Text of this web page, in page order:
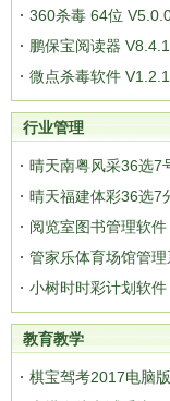
360杀毒 64位
鹏保宝阅读器
微点杀毒软件
行业管理
晴天南粤风采36选7
晴天福建体彩36选7
阅览室图书管理软
管家乐体育场馆管
小树时时彩计划软
教育教学
棋宝驾考2017电脑